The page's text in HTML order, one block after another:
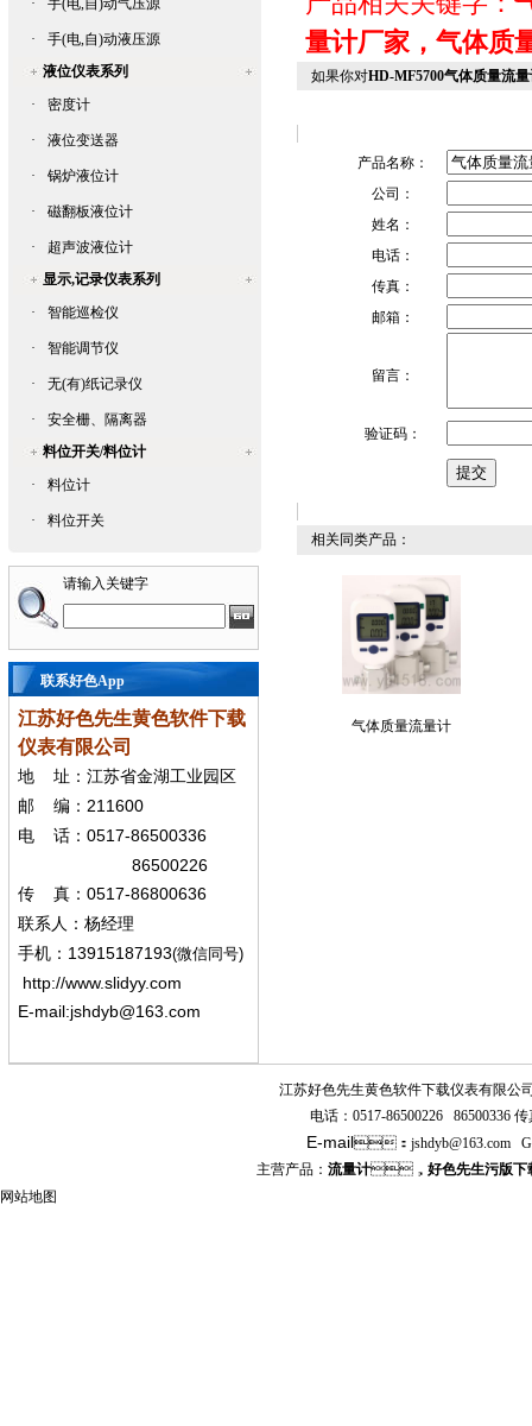
· 手(电,自)动气压源
·
手(电,自)动液压源
液位仪表系列
·
密度计
· 液位变送器
· 锅炉液位计
· 磁翻板液位计
·
超声波液位计
显示,记录仪表系列
·
智能巡检仪
· 智能调节仪
· 无(有)纸记录仪
·
安全栅、隔离器
料位开关/料位计
·
料位计
· 料位开关
请输入关键字
联系好色App
江苏好色先生黄色软件下载
仪表有限公司
地
址：江苏省金湖工业园区
邮
编： 211600
电 话： 0517-86500336
86500226
传 真： 0517-86800636
联系人：杨经理
手机 ： 13915187193(微信同号)
http://www.slidyy.com
E-mail:jshdyb@163.com
量计厂家，气体
如果你对HD-MF5700气体质量流量
产品名称：
公司：
姓名：
电话：
传真：
邮箱：
留言：
验证码：
相关同类产品：
气体质量流量计
江苏好色先生黄色软件下载仪表有限公
电话： 0517-86500226 86500336 传
E-mail： jshdyb@163.com
主营产品： 流量计， 好色先生污版下
网站地图